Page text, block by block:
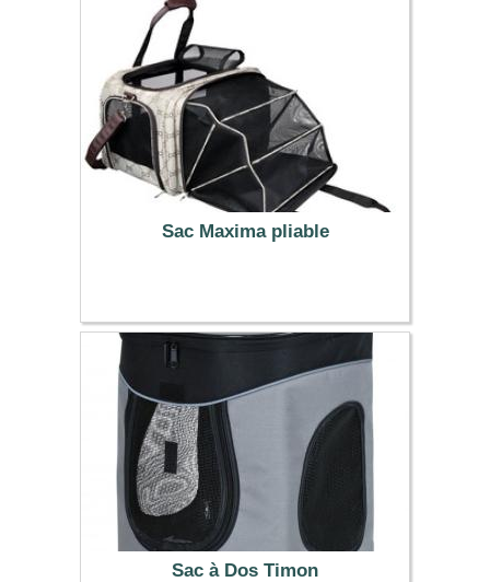
Sac Maxima pliable
79.99 €
Sac à Dos Timon